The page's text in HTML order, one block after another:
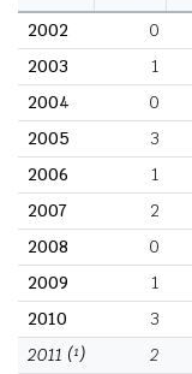
2002
0
2003
1
2004
0
2005
3
2006
1
2007
2
2008
0
2009
1
2010
3
2011 (¹) 2